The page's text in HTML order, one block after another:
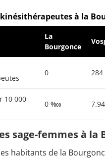
à la
La
Bourgonce
0 284
10 000
0 ‱
sage-femmes à la
les habitants de la